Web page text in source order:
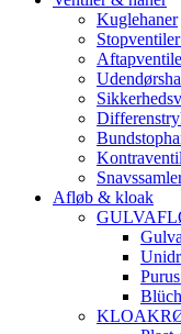
Kuglehaner
Afløb & kloak